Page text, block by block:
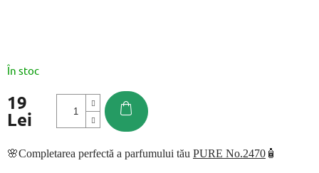
19
Lei
preţ:
În stoc
🌸Completarea perfectă a parfumului tău PURE No.2470 🧴